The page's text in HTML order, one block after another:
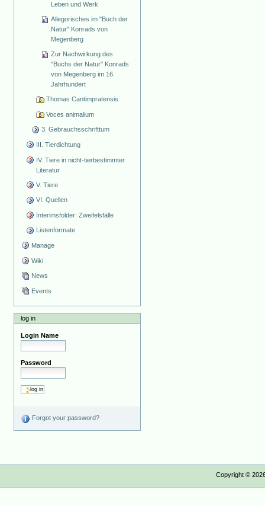
Leben und Werk
Allegorisches im "Buch der
Natur" Konrads von
Megenberg
Zur Nachwirkung des
"Buchs der Natur" Konrads
von Megenberg im 16.
Jahrhundert
Thomas Cantimpratensis
Voces animalium
3. Gebrauchsschrifttum
III. Tierdichtung
IV. Tiere in nicht-tierbestimmter
Literatur
V. Tiere
VI. Quellen
Interimsfolder: Zweifelsfälle
Listenformate
Manage
Wiki
News
Events
log in
Login Name
Password
Forgot your password?
Copyright ©